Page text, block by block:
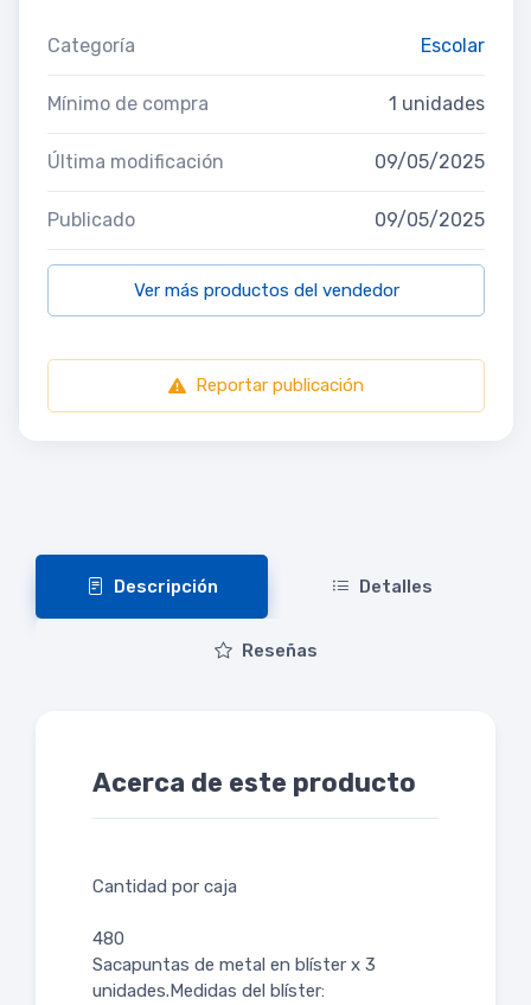
Categoría Escolar
Mínimo de compra 1 unidades
Última modificación 09/05/2025
Publicado 09/05/2025
Ver más productos del vendedor
Reportar publicación
Descripción Detalles
Reseñas
Acerca de este producto
Cantidad por caja
480
Sacapuntas de metal en blíster x 3
unidades.Medidas del blíster: